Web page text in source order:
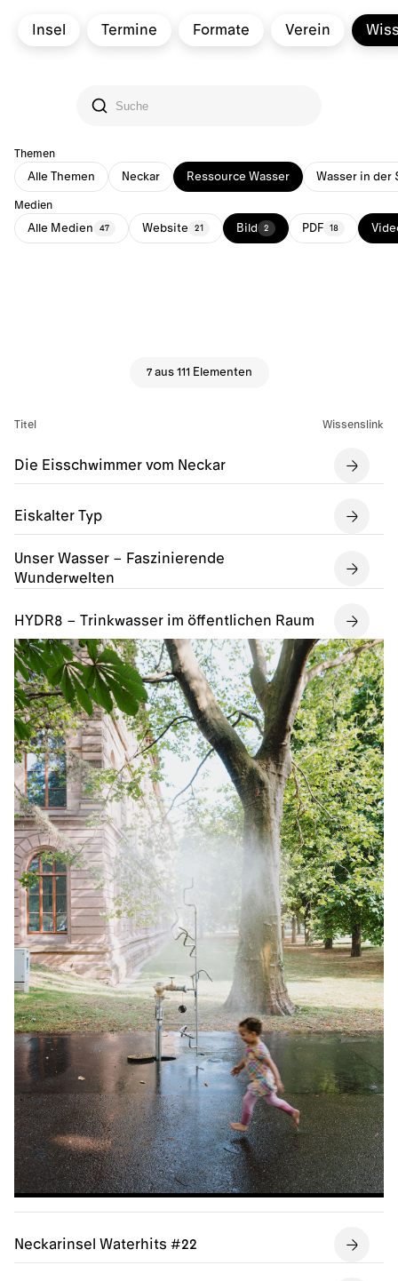
Insel Termine Formate Verein
Themen
Alle Themen Neckar Ressource Wasser Wasser in der
Medien
Alle Medien 47 Website 21 Bild 2 PDF 18
7 aus 111 Elementen
Titel Wissenslink
Die Eisschwimmer vom Neckar
Eiskalter Typ
Unser Wasser – Faszinierende
Wunderwelten
HYDR8 – Trinkwasser im öffentlichen Raum
Neckarinsel Waterhits #22